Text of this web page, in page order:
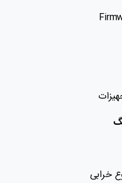
خرابی